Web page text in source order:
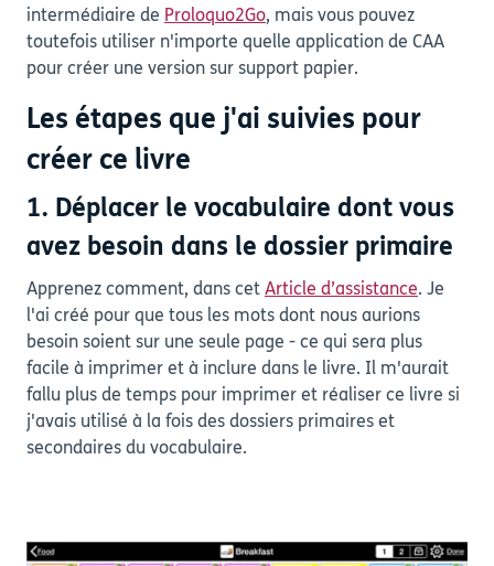
intermédiaire de Proloquo2Go, mais vous pouvez
toutefois utiliser n'importe quelle application de CAA
pour créer une version sur support papier.
Les étapes que j'ai suivies pour
créer ce livre
1. Déplacer le vocabulaire dont vous
avez besoin dans le dossier primaire
Apprenez comment, dans cet Article d’assistance. Je
l'ai créé pour que tous les mots dont nous aurions
besoin soient sur une seule page - ce qui sera plus
facile à imprimer et à inclure dans le livre. Il m'aurait
fallu plus de temps pour imprimer et réaliser ce livre si
j'avais utilisé à la fois des dossiers primaires et
secondaires du vocabulaire.